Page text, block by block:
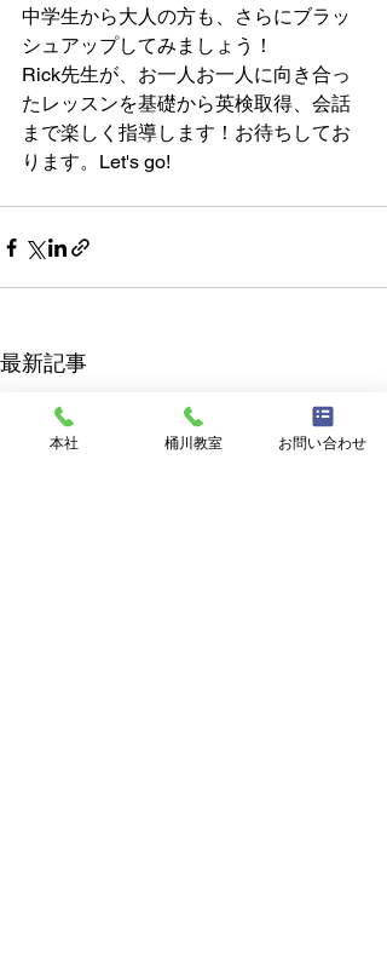
中学生から大人の方も、さらにブラッ
シュアップしてみましょう！
Rick先生が、お一人お一人に向き合っ
たレッスンを基礎から英検取得、会話
まで楽しく指導します！お待ちしてお
ります。Let's go!
最新記事
本社 桶川教室 お問い合わせ